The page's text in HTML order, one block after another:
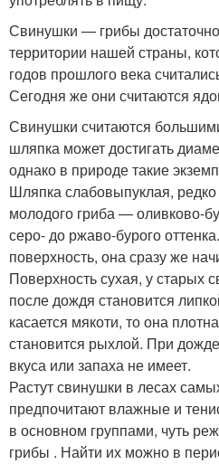
Свинушки — грибы
территории нашей страны,
годов прошлого века
Сегодня же они считаются
Свинушки считаются
шляпка может достигать
однако в природе такие
Шляпка слабовыпуклая,
молодого гриба — оливково-
серо- до ржаво-бурого
поверхность, она сразу же
Поверхность сухая, у старых
после дождя становится
касается мякоти, то она
становится рыхлой. При
вкуса или запаха не имеет.
Растут свинушки в лесах
предпочитают влажные и
в основном группами, чуть
грибы . Найти их можно в